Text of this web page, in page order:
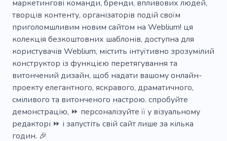
Бежевий
на замовлення
Весільні сукні
Куратор одягу
Майстерня по ремонту одягу
Кристал
Джинсовий
Дрес-код
Модний консультант
Модний стиліст
Ювелірні вироби
Голка
Рожевий
Гаманець
маркетингові команди, бренди, впливових людей,
творців контенту, організаторів подій своїм
приголомшливим новим сайтом на Weblium! ця
колекція безкоштовних шаблонів, доступна для
користувачів Weblium, містить інтуїтивно зрозумілий
конструктор із функцією перетягування та
витончений дизайн, щоб надати вашому онлайн-
проекту елегантного, яскравого, драматичного,
сміливого та витонченого настрою. спробуйте
демонстрацію, ⏩ персоналізуйте її у візуальному
редакторі ⏩ і запустіть свій сайт лише за кілька
годин. 🎉